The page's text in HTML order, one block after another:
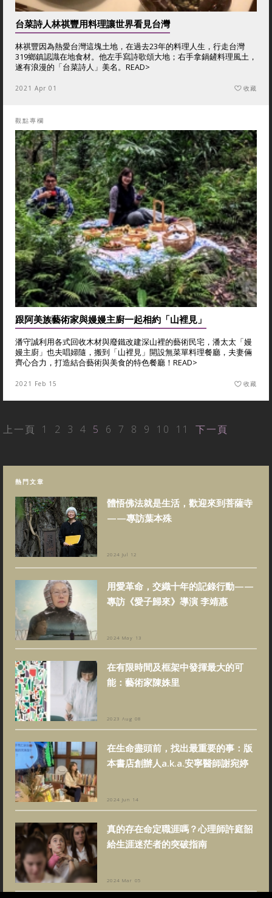
台菜詩人林祺豐用料理讓世界看見台灣
林祺豐因為熱愛台灣這塊土地，在過去23年的料理人生，行走台灣
319鄉鎮認識在地食材。他左手寫詩歌頌大地；右手拿鍋鏟料理風土，
遂有浪漫的「台菜詩人」美名。 READ>
2021 Apr 01 收藏
觀點專欄
跟阿美族藝術家與嫚嫚主廚一起相約「山裡見」
潘守誠利用各式回收木材與廢鐵改建深山裡的藝術民宅，潘太太「嫚
嫚主廚」也夫唱婦隨，搬到「山裡見」開設無菜單料理餐廳，夫妻倆
齊心合力，打造結合藝術與美食的特色餐廳！ READ>
2021 Feb 15 收藏
上一頁 1 2 3 4 5 6 7 8 9 10 11 下一頁
熱門文章
體悟佛法就是生活，歡迎來到菩薩寺
——專訪葉本殊
2024 Jul 12
用愛革命，交織十年的記錄行動——
專訪《愛子歸來》導演 李靖惠
2024 May 13
在有限時間及框架中發揮最大的可
能：藝術家陳姝里
2023 Aug 08
在生命盡頭前，找出最重要的事：版
本書店創辦人a.k.a.安寧醫師謝宛婷
2024 Jun 14
真的存在命定職涯嗎？心理師許庭韶
給生涯迷茫者的突破指南
2024 Mar 05